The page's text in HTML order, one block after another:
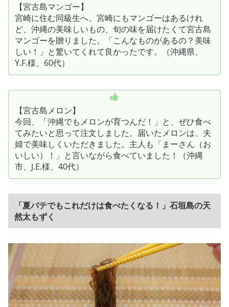
【宮古島マンゴー】
宮崎に住む同級生へ、宮崎にもマンゴーはあるけれ
ど、沖縄の美味しいもの、旬の味を届けたくて宮古島
マンゴーを贈りました。「こんなものがあるの？美味
しい！」と驚いてくれて良かったです。（沖縄県、
Y.F.様、60代）
【宮古島メロン】
今回、「沖縄でもメロンが育つんだ！」と、ぜひ食べ
てみたいと思って注文しました。届いたメロンは、夫
婦で美味しくいただきました。主人も「まーさん（お
いしい）！」と言いながら食べていました！（沖縄
市、J.E.様、40代）
「夏バテでもこれだけは食べたくなる！」石垣島の天
然太もずく